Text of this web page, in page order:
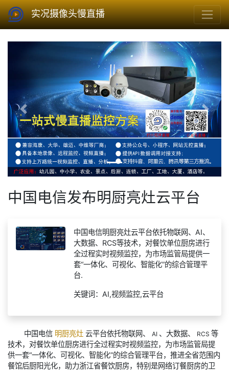
实况摄像头慢直播
Previous Next
中国电信发布明厨亮灶云平台
中国电信明厨亮灶云平台依托物联网、AI、
大数据、RCS等技术，对餐饮单位厨房进行
全过程实时视频监控，为市场监管局提供一
套“一体化、可视化、智能化”的综合管理平
台.
关键词：AI,视频监控,云平台
中国电信 明厨亮灶 云平台依托物联网、 AI 、大数据、 RCS 等
技术，对餐饮单位厨房进行全过程实时视频监控，为市场监管局提
供一套“一体化、可视化、智能化”的综合管理平台，推进全省范围内
餐馆后厨阳光化，助力浙江省餐饮厨房，特别是网络订餐厨房的卫